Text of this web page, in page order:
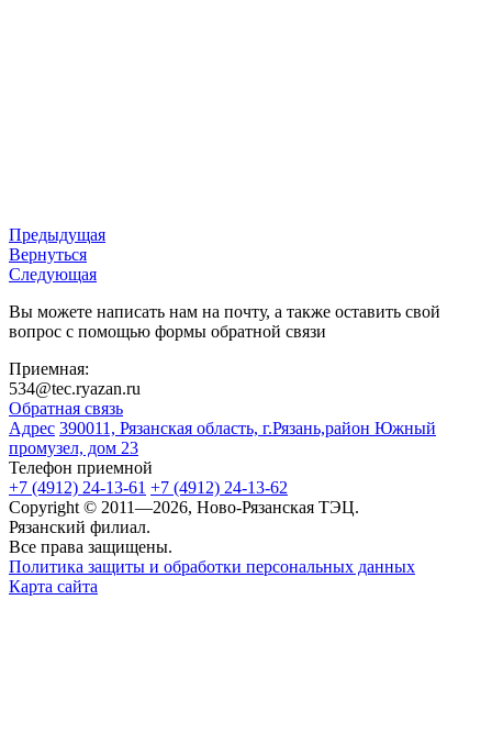
Предыдущая
Вернуться
Следующая
Вы можете написать нам на почту, а также оставить свой
вопрос с помощью формы обратной связи
Приемная:
534@tec.ryazan.ru
Обратная связь
Адрес 390011, Рязанская область, г.Рязань,район Южный
промузел, дом 23
Телефон приемной
+7 (4912) 24-13-61 +7 (4912) 24-13-62
Copyright © 2011—2026, Ново-Рязанская ТЭЦ.
Рязанский филиал.
Все права защищены.
Политика защиты и обработки персональных данных
Карта сайта